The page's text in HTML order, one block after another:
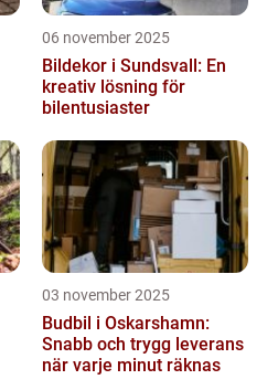
06 november 2025
Bildekor i Sundsvall: En
kreativ lösning för
bilentusiaster
03 november 2025
Budbil i Oskarshamn:
Snabb och trygg leverans
när varje minut räknas